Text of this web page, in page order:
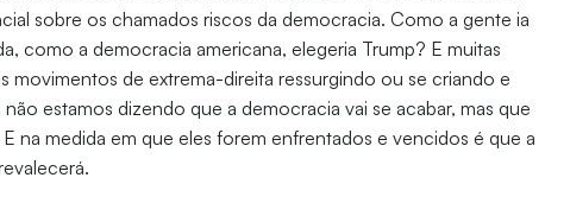
sobre os chamados riscos da democracia. Como a gente ia
como a democracia americana, elegeria Trump? E muitas
movimentos de extrema-direita ressurgindo ou se criando e
estamos dizendo que a democracia vai se acabar, mas que
na medida em que eles forem enfrentados e vencidos é que a